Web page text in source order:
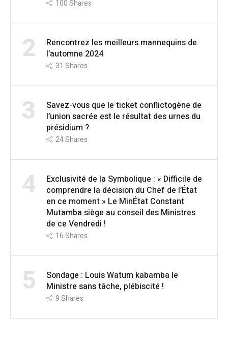
100Shares
2
Rencontrez les meilleurs mannequins de
l’automne 2024
31 Shares
3
Savez-vous que le ticket conflictogène de
l’union sacrée est le résultat des urnes du
présidium ?
24Shares
4
Exclusivité de la Symbolique : « Difficile de
comprendre la décision du Chef de l’État
en ce moment » Le MinÉtat Constant
Mutamba siège au conseil des Ministres
de ce Vendredi !
16Shares
5
Sondage : Louis Watum kabamba le
Ministre sans tâche, plébiscité !
9Shares